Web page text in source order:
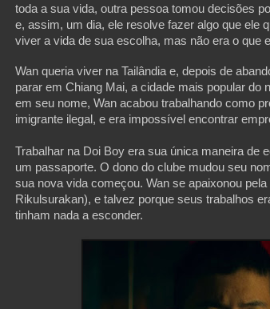
toda a sua vida, outra pessoa tomou decisões
e, assim, um dia, ele resolve fazer algo que ele
viver a vida de sua escolha, mas não era o que
Wan queria viver na Tailândia e, depois de
parar em Chiang Mai, a cidade mais popular do
em seu nome, Wan acabou trabalhando como
imigrante ilegal, e era impossível encontrar
Trabalhar na Doi Boy era sua única maneira de
um passaporte. O dono do clube mudou seu
sua nova vida começou. Wan se apaixonou
Rikulsurakan), e talvez porque seus trabalhos
tinham nada a esconder.